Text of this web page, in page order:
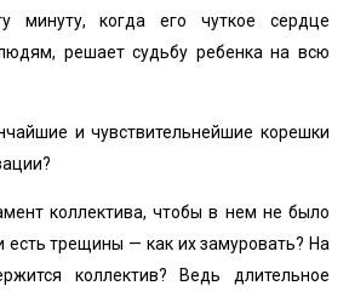
минуту, когда его чуткое сердце
решает судьбу ребенка на всю
и чувствительнейшие корешки
коллектива, чтобы в нем не было
трещины — как их замуровать? На
коллектив? Ведь длительное